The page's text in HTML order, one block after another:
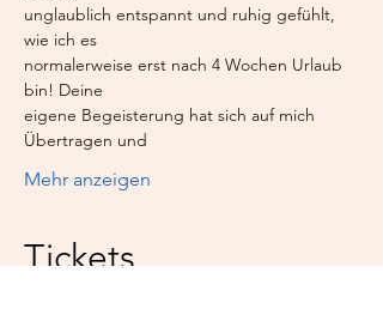
unglaublich entspannt und ruhig gefühlt,
wie ich es
normalerweise erst nach 4 Wochen Urlaub
bin! Deine
eigene Begeisterung hat sich auf mich
Übertragen und
Mehr anzeigen
Tickets